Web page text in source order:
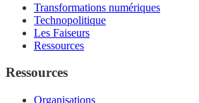
Transformations numériques
Technopolitique
Les Faiseurs
Ressources
Ressources
Organisations